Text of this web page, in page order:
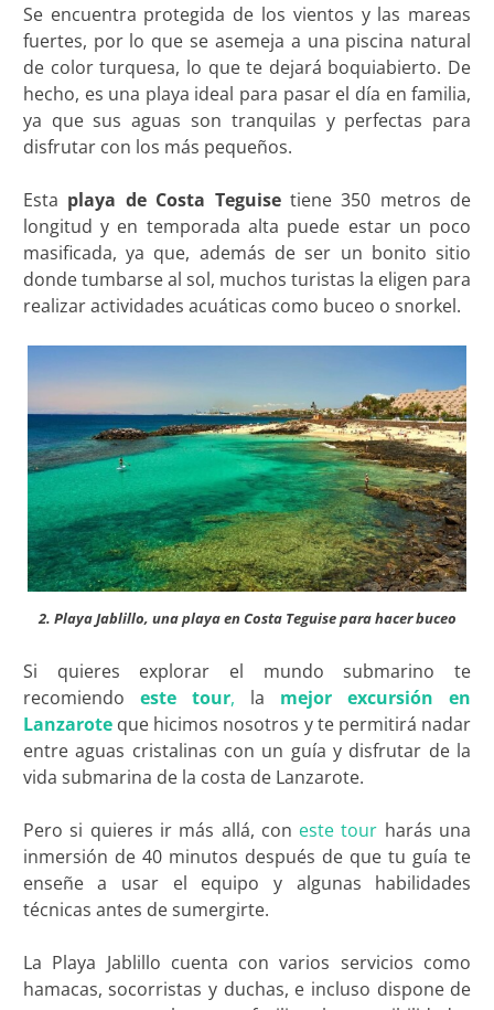
Se encuentra protegida de los vientos y las mareas
fuertes, por lo que se asemeja a una piscina natural
de color turquesa, lo que te dejará boquiabierto. De
hecho, es una playa ideal para pasar el día en familia,
ya que sus aguas son tranquilas y perfectas para
disfrutar con los más pequeños.
Esta playa de Costa Teguisetiene 350 metros de
longitud y en temporada alta puede estar un poco
masificada, ya que, además de ser un bonito sitio
donde tumbarse al sol, muchos turistas la eligen para
realizar actividades acuáticas como buceo o snorkel.
2. Playa Jablillo, una playa en Costa Teguise para hacer buceo
Si quieres explorar el mundo submarino te
recomiendo este tour, la mejor excursión en
Lanzarote que hicimos nosotros y te permitirá nadar
entre aguas cristalinas con un guía y disfrutar de la
vida submarina de la costa de Lanzarote.
Pero si quieres ir más allá, con este tour harás una
inmersión de 40 minutos después de que tu guía te
enseñe a usar el equipo y algunas habilidades
técnicas antes de sumergirte.
La Playa Jablillo cuenta con varios servicios como
hamacas, socorristas y duchas, e incluso dispone de